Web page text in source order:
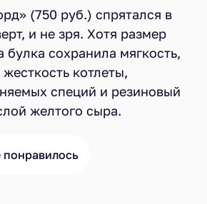
(750 руб.) спрятался в
и не зря. Хотя размер
булка сохранила мягкость,
котлеты,
специй и резиновый
желтого сыра.